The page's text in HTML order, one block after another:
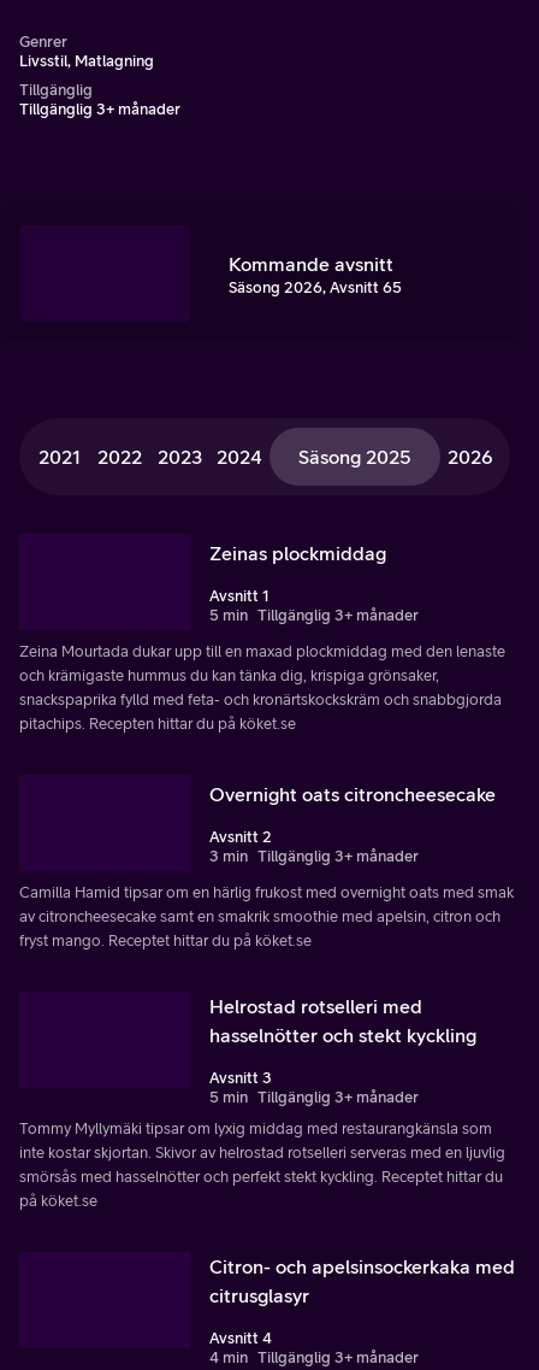
Genrer
Livsstil, Matlagning
Tillgänglig
Tillgänglig 3+ månader
Kommande avsnitt
Säsong 2026, Avsnitt 65
2021 2022 2023 2024 Säsong 2025 2026
Zeinas plockmiddag
Avsnitt 1
5 min Tillgänglig 3+ månader
Zeina Mourtada dukar upp till en maxad plockmiddag med den lenaste
och krämigaste hummus du kan tänka dig, krispiga grönsaker,
snackspaprika fylld med feta- och kronärtskockskräm och snabbgjorda
pitachips. Recepten hittar du på köket.se
Overnight oats citroncheesecake
Avsnitt 2
3 min Tillgänglig 3+ månader
Camilla Hamid tipsar om en härlig frukost med overnight oats med smak
av citroncheesecake samt en smakrik smoothie med apelsin, citron och
fryst mango. Receptet hittar du på köket.se
Helrostad rotselleri med
hasselnötter och stekt kyckling
Avsnitt 3
5 min Tillgänglig 3+ månader
Tommy Myllymäki tipsar om lyxig middag med restaurangkänsla som
inte kostar skjortan. Skivor av helrostad rotselleri serveras med en ljuvlig
smörsås med hasselnötter och perfekt stekt kyckling. Receptet hittar du
på köket.se
Citron- och apelsinsockerkaka med
citrusglasyr
Avsnitt 4
4 min Tillgänglig 3+ månader